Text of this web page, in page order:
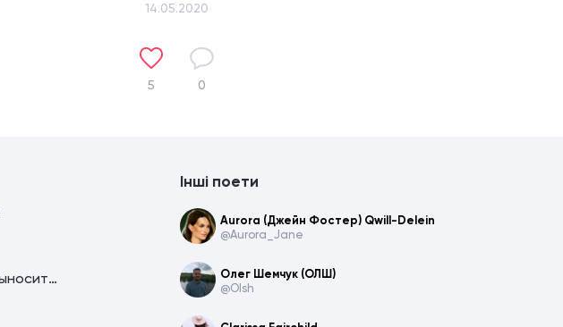
14.05.2020
5 0
Поймут те,кто не выносит историю...
Інші поети
Aurora (Джейн Фостер) Qwill-Delein
@Aurora_Jane
Олег Шемчук (ОЛШ)
@Olsh